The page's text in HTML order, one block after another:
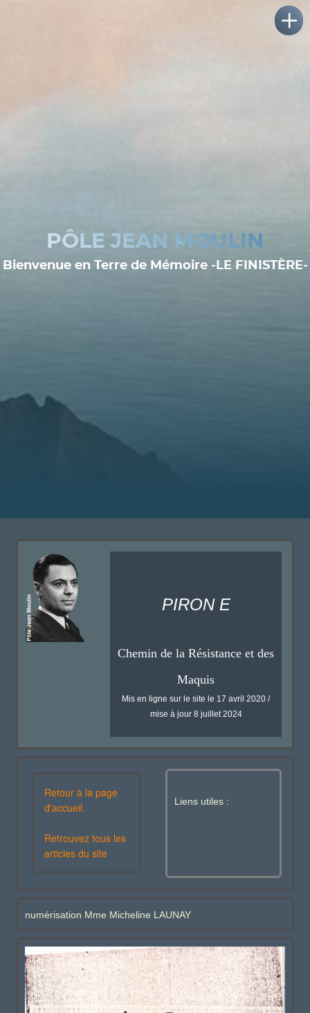
PÔLE JEAN MOULIN
Bienvenue en Terre de Mémoire -LE FINISTÈRE-
PIRON E
Chemin de la Résistance et des
Maquis
Mis en ligne sur le site le 17 avril 2020 /
mise à jour 8 juillet 2024
Retour à la page
d'accueil.
Retrouvez tous les
articles du site
Liens utiles :
numérisation Mme Micheline LAUNAY